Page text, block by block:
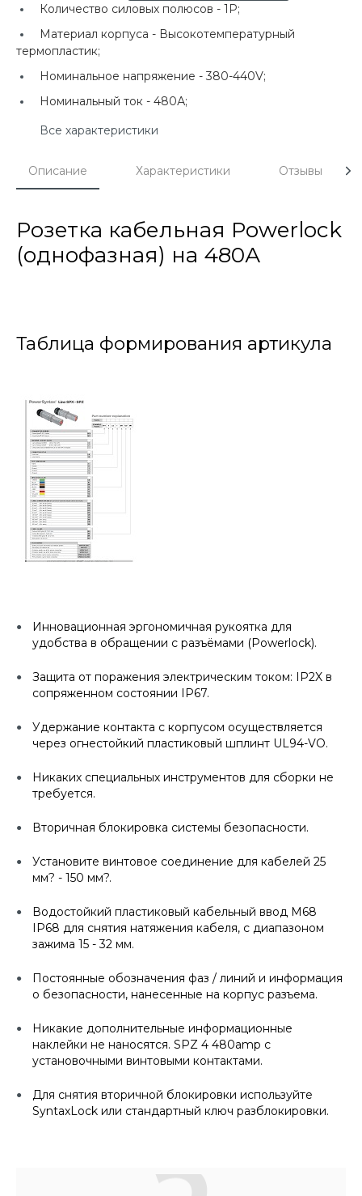
Количество силовых полюсов - 1P;
Материал корпуса - Высокотемпературный
термопластик;
Номинальное напряжение - 380-440V;
Номинальный ток - 480А;
Все характеристики
Описание Характеристики Отзывы
Розетка кабельная Powerlock
(однофазная) на 480А
Таблица формирования артикула
Инновационная эргономичная рукоятка для
удобства в обращении с разъёмами (Powerlock).
Защита от поражения электрическим током: IP2X в
сопряженном состоянии IP67.
Удержание контакта с корпусом осуществляется
через огнестойкий пластиковый шплинт UL94-VO.
Никаких специальных инструментов для сборки не
требуется.
Вторичная блокировка системы безопасности.
Установите винтовое соединение для кабелей 25
мм? - 150 мм?.
Водостойкий пластиковый кабельный ввод M68
IP68 для снятия натяжения кабеля, с диапазоном
зажима 15 - 32 мм.
Постоянные обозначения фаз / линий и информация
о безопасности, нанесенные на корпус разъема.
Никакие дополнительные информационные
наклейки не наносятся. SPZ 4 480amp с
установочными винтовыми контактами.
Для снятия вторичной блокировки используйте
SyntaxLock или стандартный ключ разблокировки.